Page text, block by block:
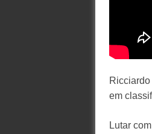
em
Lutar